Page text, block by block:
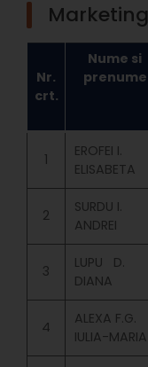
Marketing
Nr.
crt.
Nume si
prenume
1
EROFEI I.
ELISABETA
2
SURDU I.
ANDREI
3
LUPU D.
DIANA
4
ALEXA F.G.
IULIA-MARIA